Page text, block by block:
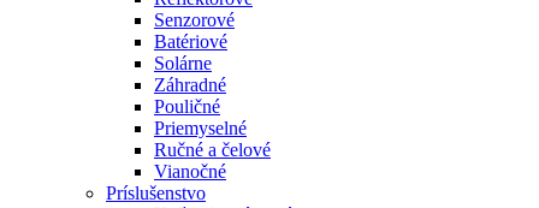
Senzorové
Batériové
Solárne
Záhradné
Pouličné
Priemyselné
Ručné a čelové
Vianočné
Príslušenstvo